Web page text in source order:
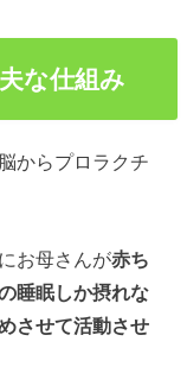
な仕組み
からプロラクチ
お母さんが赤ち
睡眠しか摂れな
させて活動させ